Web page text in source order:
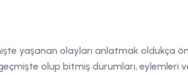
yaşanan olayları anlatmak oldukça
olup bitmiş durumları, eylemleri